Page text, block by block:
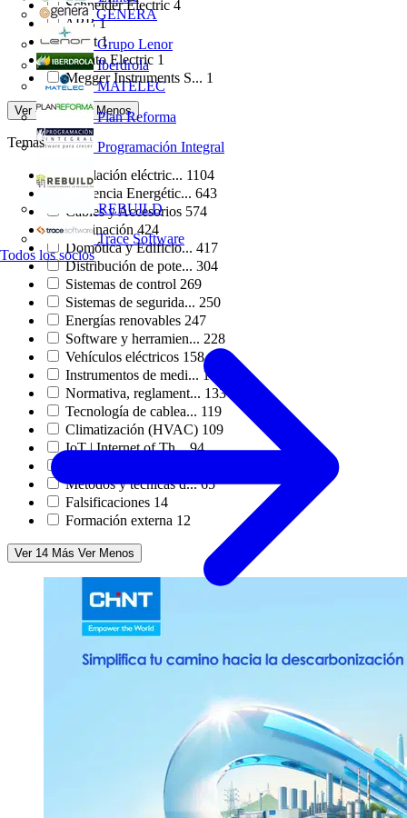
GENERA
Grupo Lenor
Iberdrola
MATELEC
Plan Reforma
Programación Integral
REBUILD
Trace Software
Todos los socios
Schneider Electric 4
ABB1
Chint1
Lovato Electric 1
Megger Instruments S... 1
Ver -1 Más Ver Menos
Temas
Instalación eléctric... 1104
Eficiencia Energétic... 643
Cables y Accesorios 574
Iluminación 424
Domótica y Edificio... 417
Distribución de pote... 304
Sistemas de control 269
Sistemas de segurida... 250
Energías renovables 247
Software y herramien... 228
Vehículos eléctricos 158
Instrumentos de medi... 158
Normativa, reglament... 133
Tecnología de cablea... 119
Climatización (HVAC) 109
IoT | Internet of Th...94
Métodos y técnicas d...65
Falsificaciones 14
Formación externa 12
Ver 14 Más Ver Menos